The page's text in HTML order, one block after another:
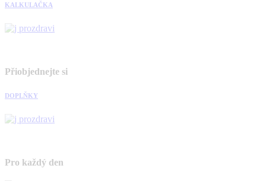
KALKULAČKA
Přiobjednejte si
DOPLŇKY
Pro každý den